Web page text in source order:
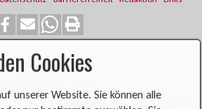
Cookies
unserer Website. Sie können alle